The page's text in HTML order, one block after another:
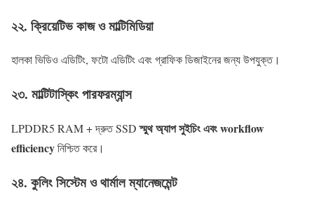
২২. ক্রিয়েটিভ কাজ ও মাল্টিমিডিয়া
হালকা ভিডিও এডিটিং, ফটো এডিটিং এবং গ্রাফিক ডিজাইনের জন্য উপযুক্ত।
২৩. মাল্টিটাস্কিং পারফরম্যান্স
LPDDR5 RAM + দ্রুত SSDস্মুথ অ্যাপ সুইচিং এবং workflow
efficiencyনিশ্চিত করে।
২৪. কুলিং সিস্টেম ও থার্মাল ম্যানেজমেন্ট